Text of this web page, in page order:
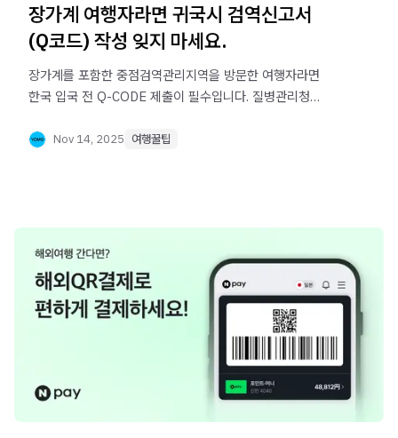
장가계 여행자라면 귀국시 검역신고서
(Q코드) 작성 잊지 마세요.
장가계를 포함한 중점검역관리지역을 방문한 여행자라면
한국 입국 전 Q-CODE 제출이 필수입니다. 질병관리청
공항 검역 절차를 빠르게 통과하세요. 작성 대상, 절차,
Nov 14, 2025 여행꿀팁